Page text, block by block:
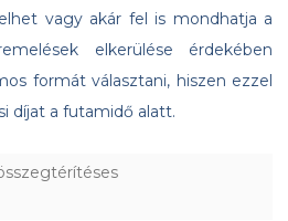
vagy akár fel is mondhatja a
elkerülése érdekében
formát választani, hiszen ezzel
díjat a futamidő alatt.